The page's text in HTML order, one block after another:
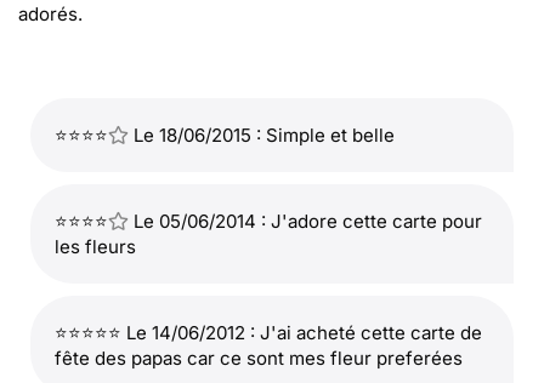
adorés.
⭐⭐⭐⭐ Le 18/06/2015 : Simple et belle
⭐⭐⭐⭐
Le 05/06/2014 : J'adore cette carte pour
les fleurs
⭐⭐⭐⭐⭐ Le 14/06/2012 : J'ai acheté cette carte de
fête des papas car ce sont mes fleur preferées